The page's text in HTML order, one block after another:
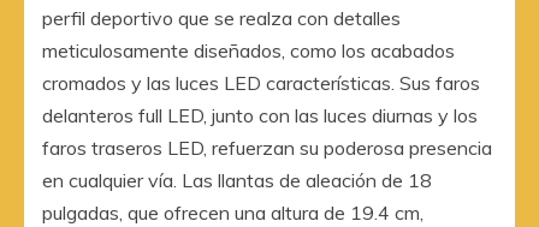
perfil deportivo que se realza con detalles
meticulosamente diseñados, como los acabados
cromados y las luces LED características. Sus faros
delanteros full LED, junto con las luces diurnas y los
faros traseros LED, refuerzan su poderosa presencia
en cualquier vía. Las llantas de aleación de 18
pulgadas, que ofrecen una altura de 19.4 cm,